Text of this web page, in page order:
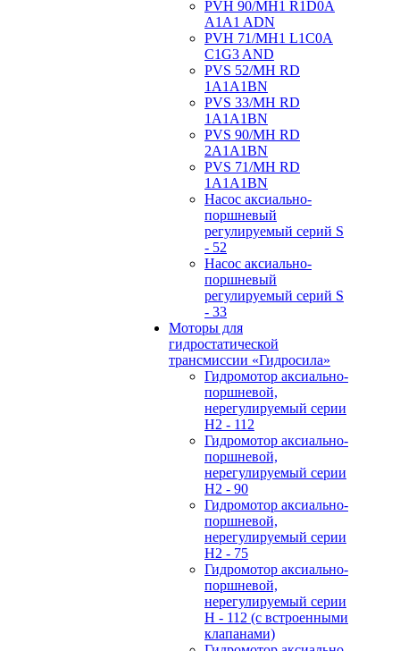
PVH 90/MH1 R1D0A
A1A1 ADN
PVH 71/MH1 L1C0A
C1G3 AND
PVS 52/MH RD
1A1A1BN
PVS 33/MH RD
1A1A1BN
PVS 90/MH RD
2A1A1BN
PVS 71/MH RD
1A1A1BN
Hасос аксиально-
поршневый
регулируемый серий S
- 52
Hасос аксиально-
поршневый
регулируемый серий S
- 33
Моторы для
гидростатической
трансмиссии «Гидросила»
Гидромотор аксиально-
поршневой,
нерегулируемый cерии
H2 - 112
Гидромотор аксиально-
поршневой,
нерегулируемый cерии
H2 - 90
Гидромотор аксиально-
поршневой,
нерегулируемый cерии
H2 - 75
Гидромотор аксиально-
поршневой,
нерегулируемый cерии
H - 112 (с встроенными
клапанами)